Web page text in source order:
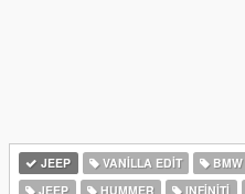
JEEP VANILLA EDIT BMW
JEEP
HUMMER INFINITI